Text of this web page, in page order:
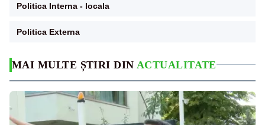
MAI MULTE ȘTIRI DIN ACTUALITATE
Politica Interna - locala
Politica Externa